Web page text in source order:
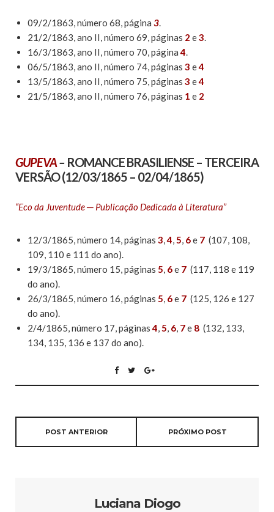
09/2/1863, número 68, página 3.
21/2/1863, ano II, número 69, páginas 2 e3.
16/3/1863, ano II, número 70, página4.
06/5/1863, ano II, número 74, páginas 3 e4
13/5/1863, ano II, número 75, páginas 3 e4
21/5/1863, ano II, número 76, páginas 1 e 2
GUPEVA– ROMANCE BRASILIENSE – TERCEIRA
VERSÃO(12/03/1865 – 02/04/1865)
“Eco da Juventude ─ Publicação Dedicada à Literatura”
12/3/1865, número 14, páginas 3,4,5, 6e 7 (107, 108,
109, 110 e 111 do ano).
19/3/1865, número 15, páginas 5, 6e 7 (117, 118 e 119
do ano).
26/3/1865, número 16, páginas 5, 6e 7 (125, 126 e 127
do ano).
2/4/1865, número 17, páginas4,5, 6, 7e 8 (132, 133,
134, 135, 136 e 137 do ano).
POST ANTERIOR PRÓXIMO POST
Luciana Diogo